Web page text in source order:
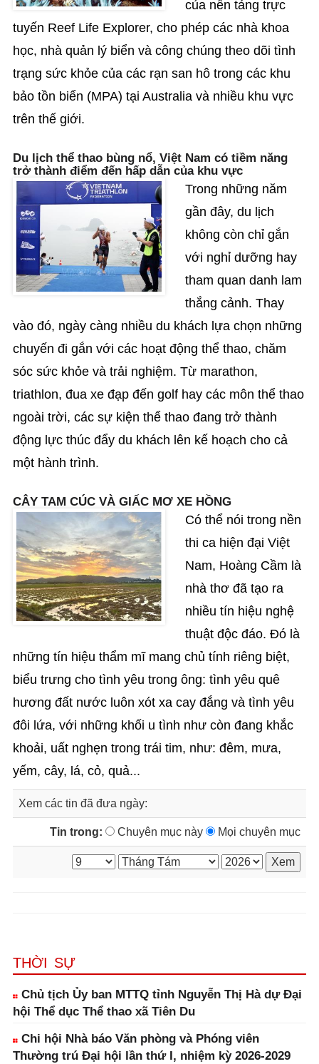
của nền tảng trực
tuyến Reef Life Explorer, cho phép các nhà khoa
học, nhà quản lý biển và công chúng theo dõi tình
trạng sức khỏe của các rạn san hô trong các khu
bảo tồn biển (MPA) tại Australia và nhiều khu vực
trên thế giới.
Du lịch thể thao bùng nổ, Việt Nam có tiềm năng
trở thành điểm đến hấp dẫn của khu vực
Trong những năm
gần đây, du lịch
không còn chỉ gắn
với nghỉ dưỡng hay
tham quan danh lam
thắng cảnh. Thay
vào đó, ngày càng nhiều du khách lựa chọn những
chuyến đi gắn với các hoạt động thể thao, chăm
sóc sức khỏe và trải nghiệm. Từ marathon,
triathlon, đua xe đạp đến golf hay các môn thể thao
ngoài trời, các sự kiện thể thao đang trở thành
động lực thúc đẩy du khách lên kế hoạch cho cả
một hành trình.
CÂY TAM CÚC VÀ GIẤC MƠ XE HỒNG
Có thể nói trong nền
thi ca hiện đại Việt
Nam, Hoàng Cầm là
nhà thơ đã tạo ra
nhiều tín hiệu nghệ
thuật độc đáo. Đó là
những tín hiệu thẩm mĩ mang chủ tính riêng biệt,
biểu trưng cho tình yêu trong ông: tình yêu quê
hương đất nước luôn xót xa cay đắng và tình yêu
đôi lứa, với những khối u tình như còn đang khắc
khoải, uất nghẹn trong trái tim, như: đêm, mưa,
yếm, cây, lá, cỏ, quả...
Xem các tin đã đưa ngày:
Tin trong: Chuyên mục này Mọi chuyên mục
THỜI SỰ
Chủ tịch Ủy ban MTTQ tỉnh Nguyễn Thị Hà dự Đại
hội Thể dục Thể thao xã Tiên Du
Chi hội Nhà báo Văn phòng và Phóng viên
Thường trú Đại hội lần thứ I, nhiệm kỳ 2026-2029